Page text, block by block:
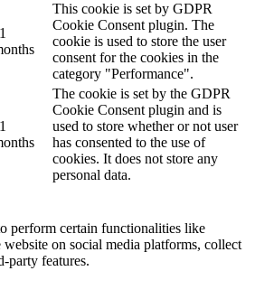
This cookie is set by GDPR
Cookie Consent plugin. The
cookie is used to store the user
consent for the cookies in the
category "Performance".
The cookie is set by the GDPR
Cookie Consent plugin and is
used to store whether or not user
has consented to the use of
cookies. It does not store any
personal data.
perform certain functionalities like
on social media platforms, collect
party features.